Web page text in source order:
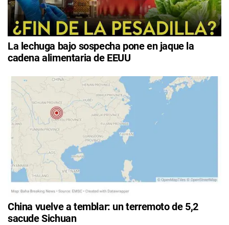
La lechuga bajo sospecha pone en jaque la
cadena alimentaria de EEUU
China vuelve a temblar: un terremoto de 5,2
sacude Sichuan